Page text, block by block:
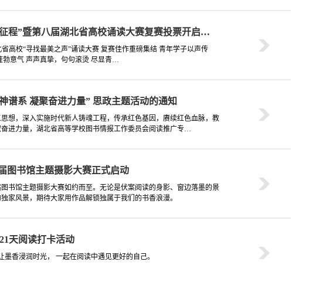
程”暨第八届湖北省高校诵读大赛复赛投票开启…
高校“寻找最美之声”诵读大赛 复赛佳作重磅集结 青年学子以声传
勃意气 声声真挚，句句滚烫 尽显青…
谱系 凝聚奋进力量” 思政主题活动的通知
想，深入实施时代新人铸魂工程，传承红色基因，赓续红色血脉，教
进力量，湖北省高等学校图书情报工作委员会阅读推广专…
图书馆主题摄影大赛正式启动
书馆主题摄影大赛如约而至。无论是伏案阅读的身影、窗边落墨的景
家风景，期待大家用作品解锁独属于我们的书香浪漫。
天阅读打卡活动
香浸润时光， 一起在阅读中遇见更好的自己。